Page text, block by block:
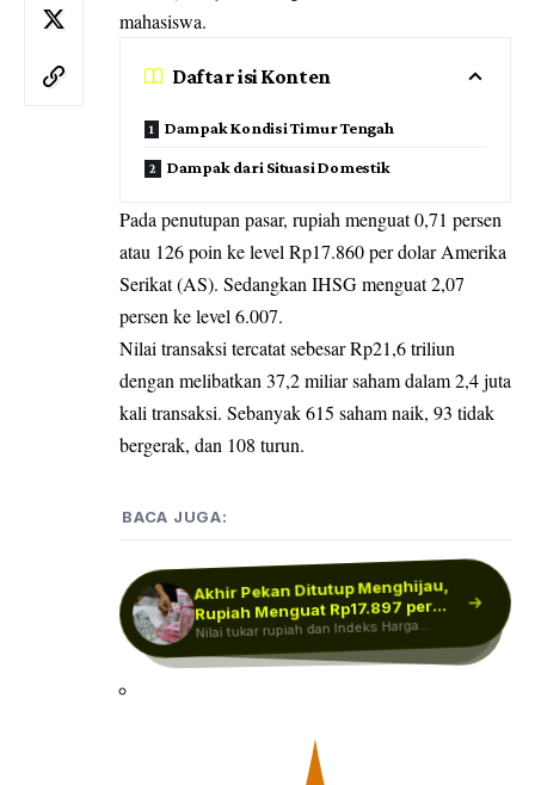
mahasiswa.
Daftar isi Konten
Dampak Kondisi Timur Tengah
Dampak dari Situasi Domestik
Pada penutupan pasar, rupiah menguat 0,71 persen
atau 126 poin ke level Rp17.860 per dolar Amerika
Serikat (AS). Sedangkan IHSG menguat 2,07
persen ke level 6.007.
Nilai transaksi tercatat sebesar Rp21,6 triliun
dengan melibatkan 37,2 miliar saham dalam 2,4 juta
kali transaksi. Sebanyak 615 saham naik, 93 tidak
bergerak, dan 108 turun.
BACA JUGA:
Akhir Pekan Ditutup Menghijau,
Rupiah Menguat Rp17.897 per
Dolar AS…
Nilai tukar rupiah dan Indeks Harga
Saham Gabungan (IHSG) kompak ditutup
menguat…
Rupiah Dibuka Loyo ke Level
Rp17.935! Ancaman dari Timur
Tengah…
Nilai tukar rupiah dibuka melemah pada
perdagangan Jumat, 7 Agustus 2026.
Rupiah…
IHSG Dibuka Menguat ke 6.352,
Investor Mulai Sumringah! Ada
Indeks Harga Saham Gabungan (IHSG)
menguat pada pembukaan perdagangan